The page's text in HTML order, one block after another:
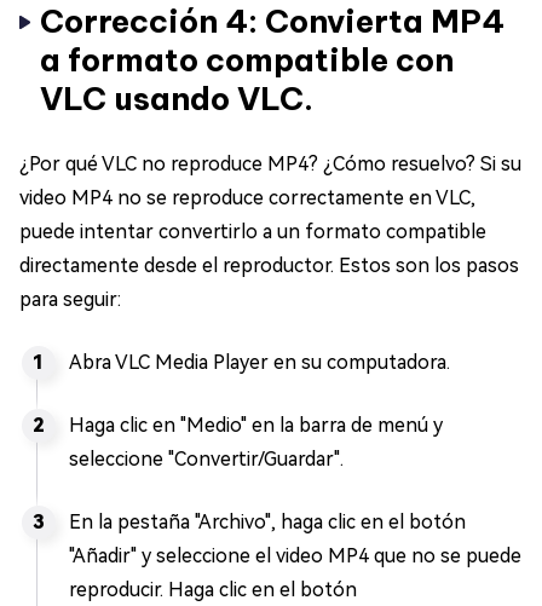
Corrección 4: Convierta MP4
a formato compatible con
VLC usando VLC.
¿Por qué VLC no reproduce MP4? ¿Cómo resuelvo? Si su
video MP4 no se reproduce correctamente en VLC,
puede intentar convertirlo a un formato compatible
directamente desde el reproductor. Estos son los pasos
para seguir:
Abra VLC Media Player en su computadora.
Haga clic en "Medio" en la barra de menú y
seleccione "Convertir/Guardar".
En la pestaña "Archivo", haga clic en el botón
"Añadir" y seleccione el video MP4 que no se puede
reproducir. Haga clic en el botón